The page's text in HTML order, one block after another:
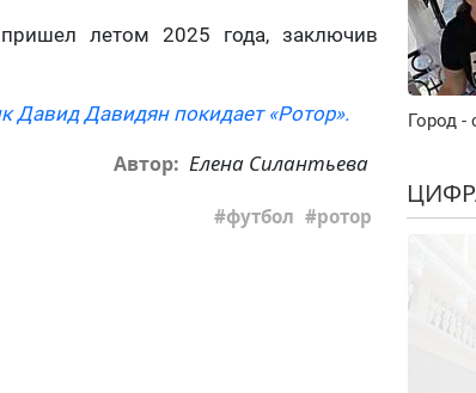
летом 2025 года, заключив
Давид Давидян покидает «Ротор».
Автор: Елена Силантьева
футбол ротор
Город -